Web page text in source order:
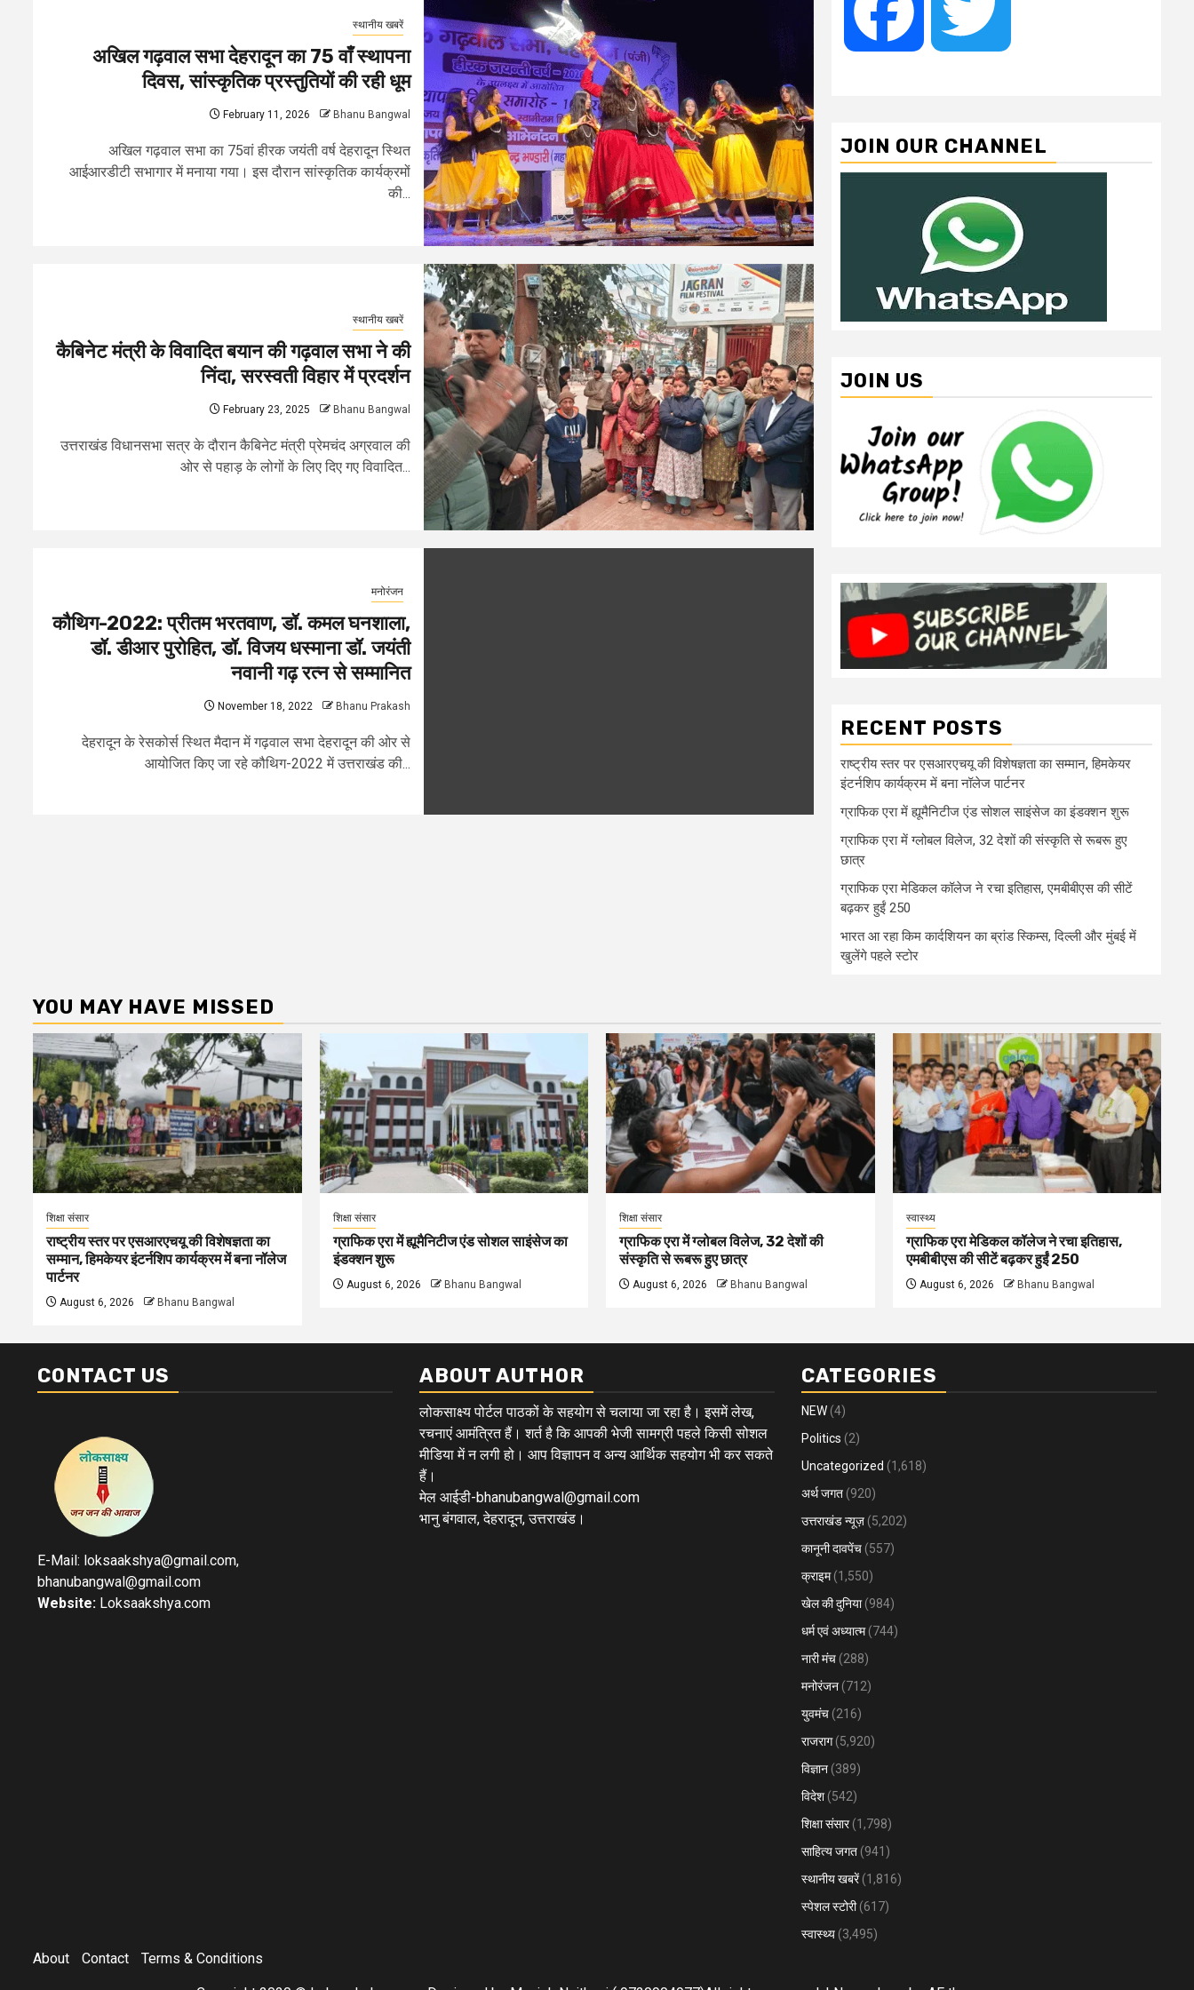
स्थानीय खबरें
अखिल गढ़वाल सभा देहरादून का 75 वाँ स्थापना
दिवस, सांस्कृतिक प्रस्तुतियों की रही धूम
February 11, 2026 Bhanu Bangwal
अखिल गढ़वाल सभा का 75वां हीरक जयंती वर्ष देहरादून स्थित
आईआरडीटी सभागार में मनाया गया। इस दौरान सांस्कृतिक कार्यक्रमों
की...
स्थानीय खबरें
कैबिनेट मंत्री के विवादित बयान की गढ़वाल सभा ने की
निंदा, सरस्वती विहार में प्रदर्शन
February 23, 2025 Bhanu Bangwal
उत्तराखंड विधानसभा सत्र के दौरान कैबिनेट मंत्री प्रेमचंद अग्रवाल की
ओर से पहाड़ के लोगों के लिए दिए गए विवादित...
मनोरंजन
कौथिग-2022: प्रीतम भरतवाण, डॉ. कमल घनशाला,
डॉ. डीआर पुरोहित, डॉ. विजय धस्माना डॉ. जयंती
नवानी गढ़ रत्न से सम्मानित
November 18, 2022 Bhanu Prakash
देहरादून के रेसकोर्स स्थित मैदान में गढ़वाल सभा देहरादून की ओर से
आयोजित किए जा रहे कौथिग-2022 में उत्तराखंड की...
Facebook
JOIN OUR CHANNEL
JOIN US
RECENT POSTS
राष्ट्रीय स्तर पर एसआरएचयू की विशेषज्ञता का सम्मान, हिमकेयर
इंटर्नशिप कार्यक्रम में बना नॉलेज पार्टनर
ग्राफिक एरा में ह्यूमैनिटीज एंड सोशल साइंसेज का इंडक्शन शुरू
ग्राफिक एरा में ग्लोबल विलेज, 32 देशों की संस्कृति से रूबरू हुए
छात्र
ग्राफिक एरा मेडिकल कॉलेज ने रचा इतिहास, एमबीबीएस की सीटें
बढ़कर हुईं 250
भारत आ रहा किम कार्दशियन का ब्रांड स्किम्स, दिल्ली और मुंबई में
खुलेंगे पहले स्टोर
YOU MAY HAVE MISSED
शिक्षा संसार
राष्ट्रीय स्तर पर एसआरएचयू की विशेषज्ञता का
सम्मान, हिमकेयर इंटर्नशिप कार्यक्रम में बना नॉलेज
पार्टनर
August 6, 2026 Bhanu Bangwal
शिक्षा संसार
ग्राफिक एरा में ह्यूमैनिटीज एंड सोशल साइंसेज का
इंडक्शन शुरू
August 6, 2026 Bhanu Bangwal
शिक्षा संसार
ग्राफिक एरा में ग्लोबल विलेज, 32 देशों की
संस्कृति से रूबरू हुए छात्र
August 6, 2026 Bhanu Bangwal
स्वास्थ्य
ग्राफिक एरा मेडिकल कॉलेज ने रचा इतिहास,
एमबीबीएस की सीटें बढ़कर हुईं 250
August 6, 2026 Bhanu Bangwal
CONTACT US
E-Mail: loksaakshya@gmail.com,
bhanubangwal@gmail.com
Website: Loksaakshya.com
ABOUT AUTHOR
लोकसाक्ष्य पोर्टल पाठकों के सहयोग से चलाया जा रहा है। इसमें लेख,
रचनाएं आमंत्रित हैं। शर्त है कि आपकी भेजी सामग्री पहले किसी सोशल
मीडिया में न लगी हो। आप विज्ञापन व अन्य आर्थिक सहयोग भी कर सकते
हैं।
मेल आईडी-bhanubangwal@gmail.com
भानु बंगवाल, देहरादून, उत्तराखंड।
CATEGORIES
NEW (4)
Politics (2)
Uncategorized (1,618)
अर्थ जगत (920)
उत्तराखंड न्यूज़ (5,202)
कानूनी दावपेंच (557)
क्राइम(1,550)
खेल की दुनिया(984)
धर्म एवं अध्यात्म(744)
नारी मंच (288)
मनोरंजन (712)
युवमंच (216)
राजराग(5,920)
विज्ञान (389)
विदेश (542)
शिक्षा संसार(1,798)
साहित्य जगत (941)
स्थानीय खबरें(1,816)
स्पेशल स्टोरी(617)
स्वास्थ्य (3,495)
About Contact Terms & Conditions